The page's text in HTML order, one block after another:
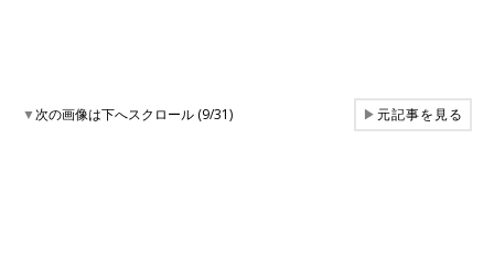
▼次の画像は下へスクロール (9/31) ▶元記事を見る